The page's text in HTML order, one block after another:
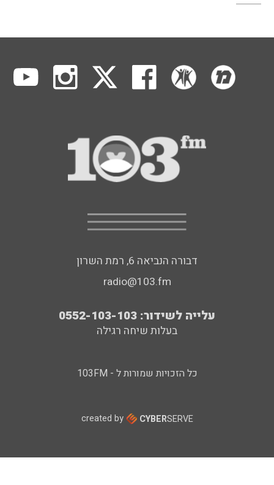
דבורה הנביאה 6, רמת השרון
radio@103.fm
עלייה לשידור: 0552-103-103
בעלות שיחה רגילה
כל הזכויות שמורות ל - 103FM
created by CYBERSERVE